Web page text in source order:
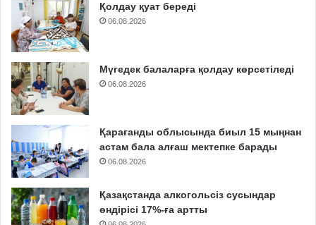
Қолдау қуат береді
06.08.2026
Мүгедек балаларға қолдау көрсетіледі
06.08.2026
Қарағанды облысында биыл 15 мыңнан
астам бала алғаш мектепке барады
06.08.2026
Қазақстанда алкогольсіз сусындар
өндірісі 17%-ға артты